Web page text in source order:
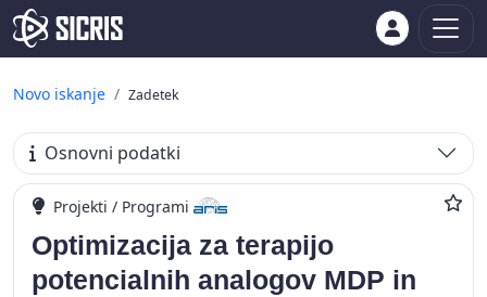
Novo iskanje Zadetek
Osnovni podatki
Projekti / Programi
Optimizacija za terapijo
potencialnih analogov MDP in